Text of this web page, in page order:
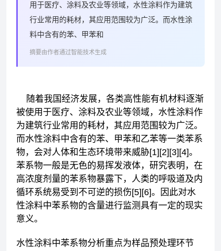
用于医疗、涂料及农业等领域，水性涂料作为建筑
行业常用的耗材，其应用范围较为广泛。而水性涂
料中含有的苯、甲苯和
摘要由作者通过智能技术生成
随着我国经济发展，各类高性能有机材料逐渐
被使用于医疗、涂料及农业等领域，水性涂料作
为建筑行业常用的耗材，其应用范围较为广泛。
而水性涂料中含有的苯、甲苯和乙苯等一类苯系
物，会对人体和生态环境带来威胁[1][2][3][4]。
苯系物一般是无色的易挥发液体，研究表明，在
高浓度剂量的苯系物暴露下，人类的呼吸道及内
循环系统易受到不可逆的损伤[5][6]。因此对水
性涂料中苯系物的含量进行监测具有一定的现实
意义。
水性涂料中苯系物分析重点为样品预处理环节